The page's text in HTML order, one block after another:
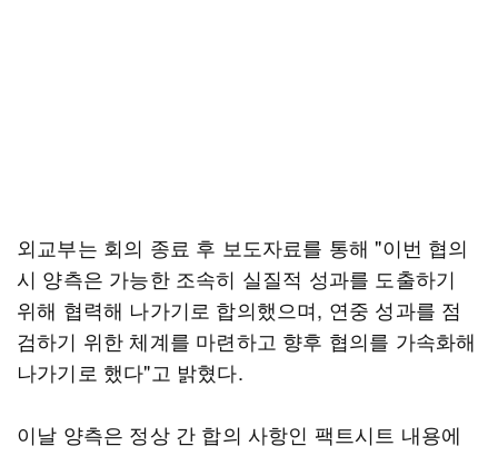
외교부는 회의 종료 후 보도자료를 통해 "이번 협의
시 양측은 가능한 조속히 실질적 성과를 도출하기
위해 협력해 나가기로 합의했으며, 연중 성과를 점
검하기 위한 체계를 마련하고 향후 협의를 가속화해
나가기로 했다"고 밝혔다.
이날 양측은 정상 간 합의 사항인 팩트시트 내용에